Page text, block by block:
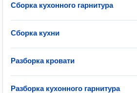
Сборка кухонного гарнитура
Сборка кухни
Разборка кровати
Разборка кухонного гарнитура